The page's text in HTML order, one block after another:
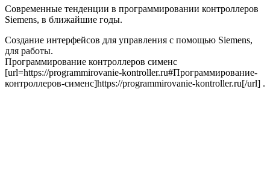
Современные тенденции в программировании контроллеров
Siemens, в ближайшие годы.
Создание интерфейсов для управления с помощью Siemens,
для работы.
Программирование контроллеров сименс
[url=https://programmirovanie-kontroller.ru#Программирование-
контроллеров-сименс]https://programmirovanie-kontroller.ru[/url] .